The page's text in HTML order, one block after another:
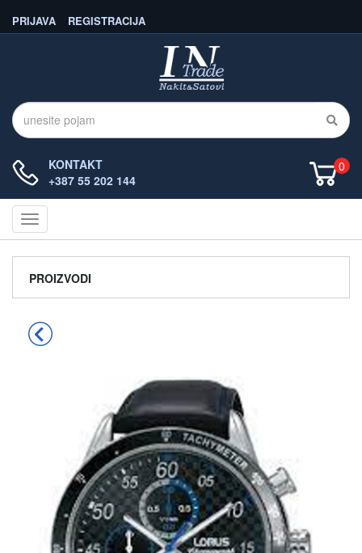
REGISTRACIJA
PRIJAVA
KONTAKT
+387 55 202 144
0
Navigacija
PROIZVODI